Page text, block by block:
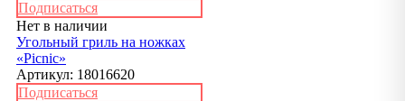
Подписаться
Нет в наличии
Угольный гриль на ножках
«Picnic»
Артикул: 18016620
Подписаться